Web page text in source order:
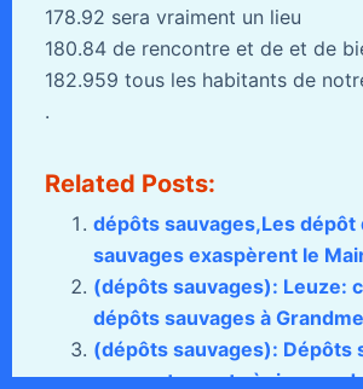
178.92 sera vraiment un lieu
180.84 de rencontre et de et de
182.959 tous les habitants de
.
Related Posts:
dépôts sauvages,Les dépôt
sauvages exaspèrent le
(dépôts sauvages): Leuze:
dépôts sauvages à
(dépôts sauvages): Dépôts
comportements à risque :